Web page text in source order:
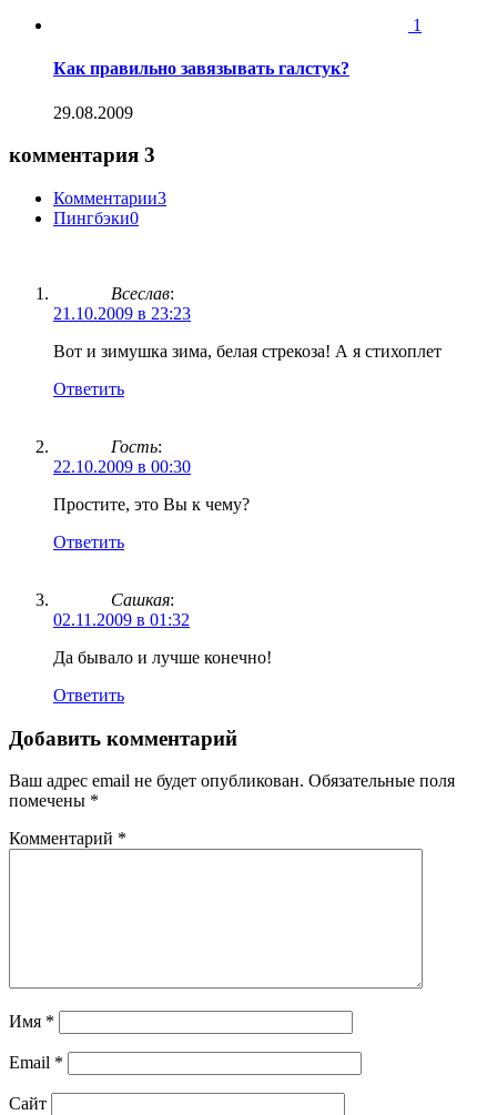
1
Как правильно завязывать галстук?
29.08.2009
комментария 3
Комментарии3
Пингбэки0
Всеслав:
21.10.2009 в 23:23
Вот и зимушка зима, белая стрекоза! А я стихоплет
Ответить
Гость:
22.10.2009 в 00:30
Простите, это Вы к чему?
Ответить
Сашкая:
02.11.2009 в 01:32
Да бывало и лучше конечно!
Ответить
Добавить комментарий
Ваш адрес email не будет опубликован. Обязательные поля
помечены *
Комментарий *
Имя *
Email *
Сайт